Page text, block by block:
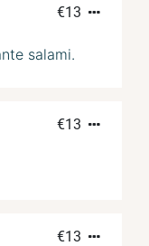
€13
salami.
€13
€13